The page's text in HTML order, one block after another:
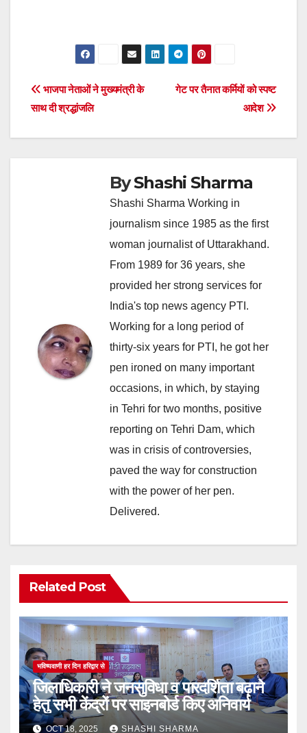
Post
navigation
गेट पर तैनात कर्मियों को स्पष्ट
आदेश
भाजपा नेताओं ने मुख्यमंत्री के
साथ दी श्रद्धांजलि
ByShashi Sharma
Shashi Sharma Working in
journalism since 1985 as the first
woman journalist of Uttarakhand.
From 1989 for 36 years, she
provided her strong services for
India's top news agency PTI.
Working for a long period of
thirty-six years for PTI, he got her
pen ironed on many important
occasions, in which, by staying
in Tehri for two months, positive
reporting on Tehri Dam, which
was in crisis of controversies,
paved the way for construction
with the power of her pen.
Delivered.
Related Post
भविष्यवाणी हर दिन हरिद्वार से
जिलाधिकारी ने जनसुविधा व पारदर्शिता बढ़ाने
हेतु सभी केंद्रों पर साइनबोर्ड किए अनिवार्य
OCT 18, 2025 SHASHI SHARMA